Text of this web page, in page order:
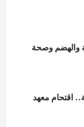
والهضم وصحة
اقتحام معهد